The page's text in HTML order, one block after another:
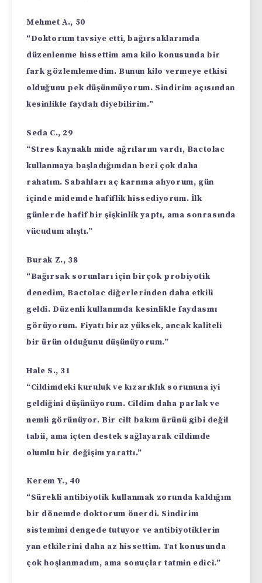
Mehmet A., 50
“Doktorum tavsiye etti, bağırsaklarımda
düzenlenme hissettim ama kilo konusunda bir
fark gözlemlemedim. Bunun kilo vermeye etkisi
olduğunu pek düşünmüyorum. Sindirim açısından
kesinlikle faydalı diyebilirim.”
Seda C., 29
“Stres kaynaklı mide ağrılarım vardı, Bactolac
kullanmaya başladığımdan beri çok daha
rahatım. Sabahları aç karnına alıyorum, gün
içinde midemde hafiflik hissediyorum. İlk
günlerde hafif bir şişkinlik yaptı, ama sonrasında
vücudum alıştı.”
Burak Z., 38
“Bağırsak sorunları için birçok probiyotik
denedim, Bactolac diğerlerinden daha etkili
geldi. Düzenli kullanımda kesinlikle faydasını
görüyorum. Fiyatı biraz yüksek, ancak kaliteli
bir ürün olduğunu düşünüyorum.”
Hale S., 31
“Cildimdeki kuruluk ve kızarıklık sorununa iyi
geldiğini düşünüyorum. Cildim daha parlak ve
nemli görünüyor. Bir cilt bakım ürünü gibi değil
tabii, ama içten destek sağlayarak cildimde
olumlu bir değişim yarattı.”
Kerem Y., 40
“Sürekli antibiyotik kullanmak zorunda kaldığım
bir dönemde doktorum önerdi. Sindirim
sistemimi dengede tutuyor ve antibiyotiklerin
yan etkilerini daha az hissettim. Tat konusunda
çok hoşlanmadım, ama sonuçlar tatmin edici.”